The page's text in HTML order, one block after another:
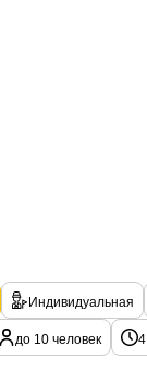
Индивидуальная
до 10 человек